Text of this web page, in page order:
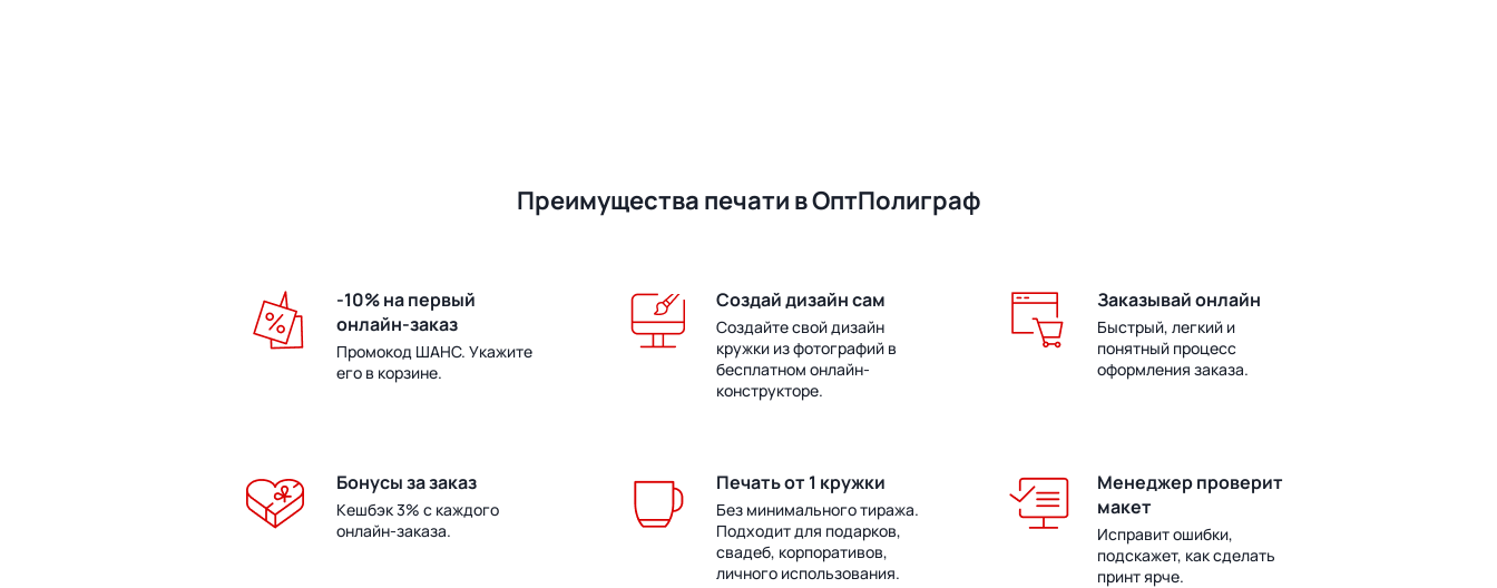
Преимущества печати в ОптПолиграф
-10% на первый
онлайн-заказ
Промокод ШАНС. Укажите
его в корзине.
Создай дизайн сам
Создайте свой дизайн
кружки из фотографий в
бесплатном онлайн-
конструкторе.
Заказывай онлайн
Быстрый, легкий и
понятный процесс
оформления заказа.
Бонусы за заказ
Кешбэк 3% с каждого
онлайн-заказа.
Печать от 1 кружки
Без минимального тиража.
Подходит для подарков,
свадеб, корпоративов,
личного использования.
Менеджер проверит
макет
Исправит ошибки,
подскажет, как сделать
принт ярче.